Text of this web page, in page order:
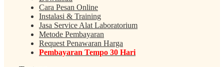
Cara Pesan Online
Instalasi & Training
Jasa Service Alat Laboratorium
Metode Pembayaran
Request Penawaran Harga
Pembayaran Tempo 30 Hari